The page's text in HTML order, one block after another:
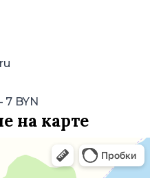
7 BYN
на карте